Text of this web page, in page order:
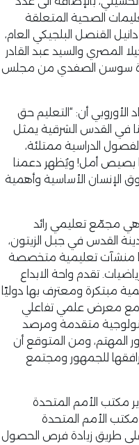
الصحية المتعلقة
القنصل البلجيكي العام،
والسيد عبد القادر
سوسن الصفدي من مجلس
الأوروبي أن: “التعليم حق
في القدس الشرقية يمثل
الدراسية ممتلئة،
بصيص أمل! ويُظهر دعمنا
الإنسان الأساسية وأهمية
هي مجمّع تعليمي رائد
مدينة القدس في جبل الزيتون،
منشآت تعليمية متخصصة
تقدم واحة الابداع
مبتكرة ومعترف بها دوليًا
مع معرض علمي تفاعلي
متقدمة ومرصد
ومن المتوقع أن
للجمهور ومجتمع
مكتب الأمم المتحدة
الأمم المتحدة
على طريق زيادة فرص الحصول